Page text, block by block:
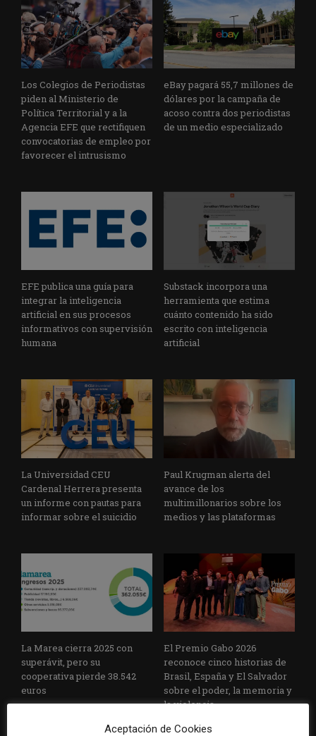
Los Colegios de Periodistas
piden al Ministerio de
Política Territorial y a la
Agencia EFE que rectifiquen
convocatorias de empleo por
favorecer el intrusismo
eBay pagará 55,7 millones de
dólares por la campaña de
acoso contra dos periodistas
de un medio especializado
EFE publica una guía para
integrar la inteligencia
artificial en sus procesos
informativos con supervisión
humana
Substack incorpora una
herramienta que estima
cuánto contenido ha sido
escrito con inteligencia
artificial
La Universidad CEU
Cardenal Herrera presenta
un informe con pautas para
informar sobre el suicidio
Paul Krugman alerta del
avance de los
multimillonarios sobre los
medios y las plataformas
La Marea cierra 2025 con
superávit, pero su
cooperativa pierde 38.542
euros
El Premio Gabo 2026
reconoce cinco historias de
Brasil, España y El Salvador
sobre el poder, la memoria y
la violencia
Aceptación de Cookies